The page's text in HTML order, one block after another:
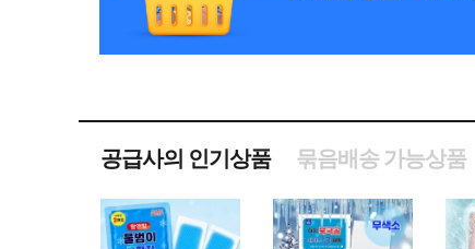
공급사의 인기상품 묶음배송 가능상품